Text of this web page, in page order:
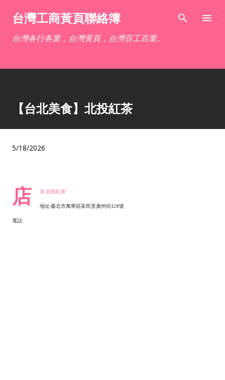
跳到主要內容
台灣工商黃頁聯絡簿
台灣各行各業，台灣黃頁，台灣百工百業。
【台北美食】北投紅茶
5/18/2026
店 名:北投紅茶
地址:臺北市萬華區富民里廣州街128號
電話: